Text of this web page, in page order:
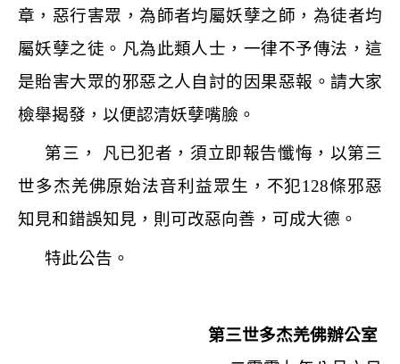
章，惡行害眾，為師者均屬妖孽之師，為徒者均
屬妖孽之徒。凡為此類人士，一律不予傳法，這
是貽害大眾的邪惡之人自討的因果惡報。請大家
檢舉揭發，以便認清妖孽嘴臉。
第三， 凡已犯者，須立即報告懺悔，以第三
世多杰羌佛原始法音利益眾生，不犯128條邪惡
知見和錯誤知見，則可改惡向善，可成大德。
特此公告。
第三世多杰羌佛辦公室